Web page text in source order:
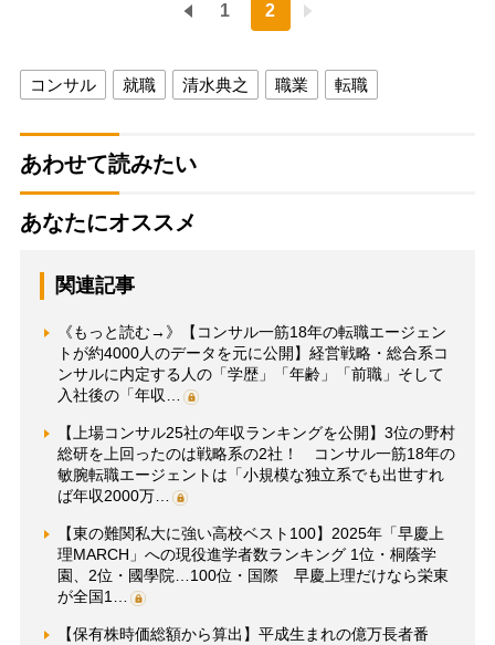
1 2
コンサル 就職 清水典之 職業 転職
あわせて読みたい
あなたにオススメ
関連記事
《もっと読む→》【コンサル一筋18年の転職エージェン
トが約4000人のデータを元に公開】経営戦略・総合系コ
ンサルに内定する人の「学歴」「年齢」「前職」そして
入社後の「年収…
【上場コンサル25社の年収ランキングを公開】3位の野村
総研を上回ったのは戦略系の2社！ コンサル一筋18年の
敏腕転職エージェントは「小規模な独立系でも出世すれ
ば年収2000万…
【東の難関私大に強い高校ベスト100】2025年「早慶上
理MARCH」への現役進学者数ランキング 1位・桐蔭学
園、2位・國學院…100位・国際 早慶上理だけなら栄東
が全国1…
【保有株時価総額から算出】平成生まれの億万長者番